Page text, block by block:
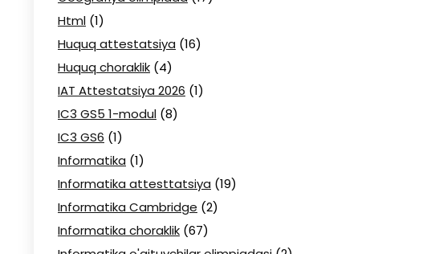
Html (1)
Huquq attestatsiya (16)
Huquq choraklik (4)
IAT Attestatsiya 2026 (1)
IC3 GS5 1-modul (8)
IC3 GS6 (1)
Informatika (1)
Informatika attesttatsiya (19)
Informatika Cambridge (2)
Informatika choraklik (67)